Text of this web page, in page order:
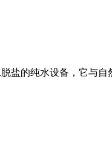
盐的纯水设备，它与自